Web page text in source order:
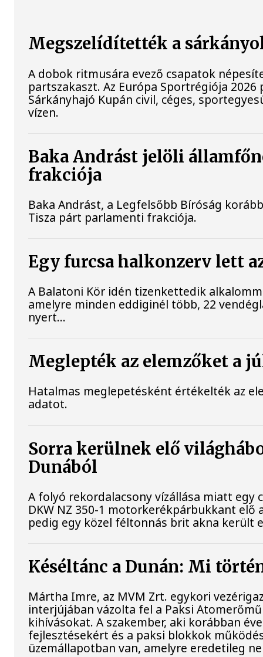
Megszelídítették a
A dobok ritmusára evező csapatok
partszakaszt. Az Európa Sportrégiója
Sárkányhajó Kupán civil, céges,
vízen.
Baka Andrást jelöli
frakciója
Baka Andrást, a Legfelsőbb Bíróság
Tisza párt parlamenti frakciója.
Egy furcsa halkonzerv lett
A Balatoni Kör idén tizenkettedik
amelyre minden eddiginél több, 22
nyert...
Meglepték az elemzőket a
Hatalmas meglepetésként értékelték az
adatot.
Sorra kerülnek elő
Dunából
A folyó rekordalacsony vízállása miatt
DKW NZ 350-1 motorkerékpárbukkant
pedig egy közel féltonnás brit akna került
Késéltánc a Dunán: Mi
Mártha Imre, az MVM Zrt. egykori
interjújában vázolta fel a Paksi
kihívásokat. A szakember, aki korábban
fejlesztésekért és a paksi blokkok
üzemállapotban van, amelyre eredetileg